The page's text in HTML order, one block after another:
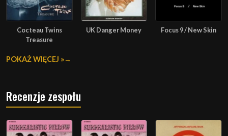
Cocteau Twins
Treasure
UK Danger Money Focus 9 / New Skin
POKAŻ WIĘCEJ »
Recenzje zespołu